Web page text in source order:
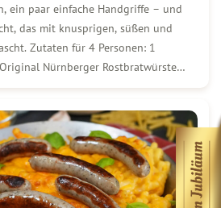
ein paar einfache Handgriffe – und
das mit knusprigen, süßen und
Zutaten für 4 Personen: 1
Nürnberger Rostbratwürste